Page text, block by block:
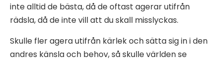
inte alltid de bästa, då de oftast agerar utifrån
rädsla, då de inte vill att du skall misslyckas.
Skulle fler agera utifrån kärlek och sätta sig in i den
andres känsla och behov, så skulle världen se